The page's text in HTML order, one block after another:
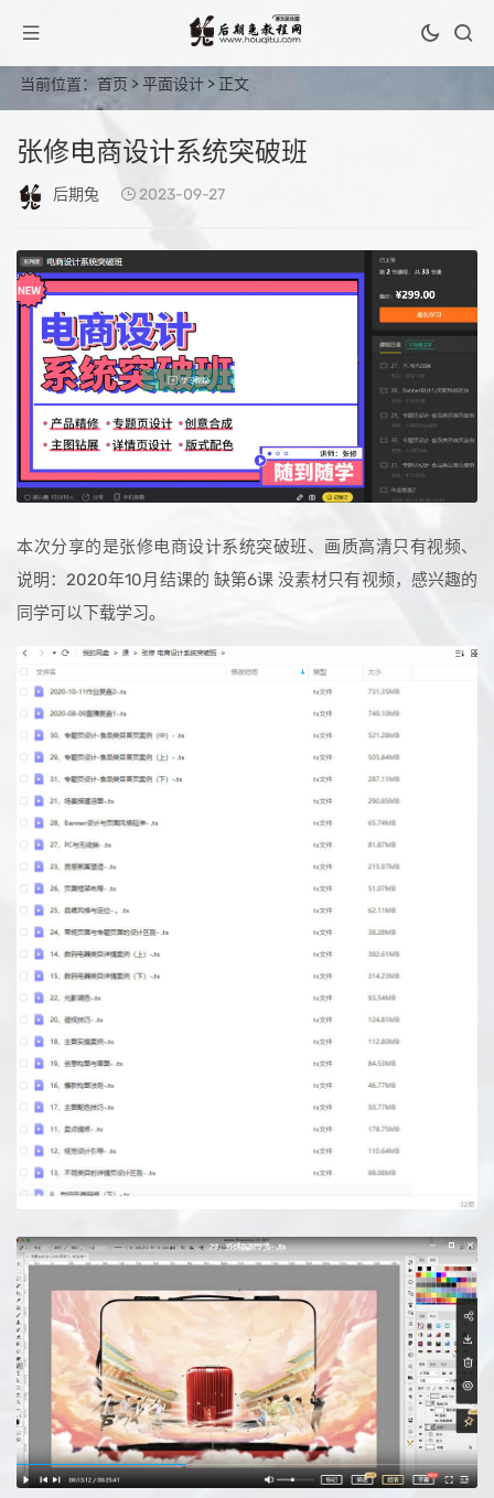
当前位置： 首页 >平面设计 > 正文
张修电商设计系统突破班
后期兔 2023-09-27
本次分享的是张修电商设计系统突破班、画质高清只有视频、
说明：2020年10月结课的 缺第6课 没素材只有视频，感兴趣的
同学可以下载学习。